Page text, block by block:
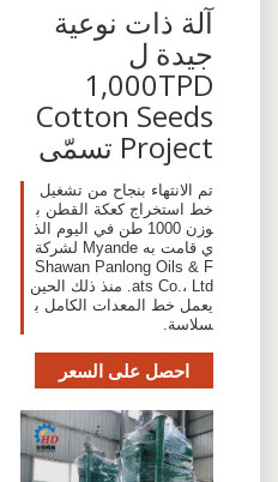
آلة ذات نوعية
جيدة ل
1,000TPD
Cotton Seeds
Project تسمّى
تم الانتهاء بنجاح من تشغيل
خط استخراج كعكة القطن ب
وزن 1000 طن في اليوم الذ
ي قامت به Myande لشركة
Shawan Panlong Oils & F
ats Co.، Ltd. منذ ذلك الحين
يعمل خط المعدات الكامل ب
سلاسة.
احصل على السعر